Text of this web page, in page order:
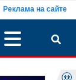
Реклама на сайте